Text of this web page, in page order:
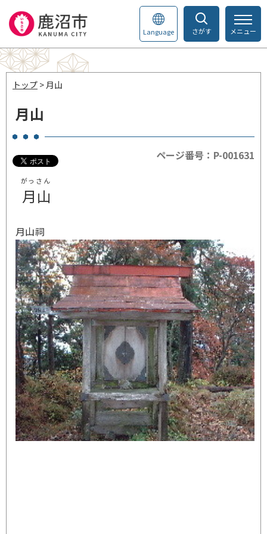
さがす
Language メニュー
トップ > 月山
月山
ページ番号：P-001631
月山
がっさん
月山祠